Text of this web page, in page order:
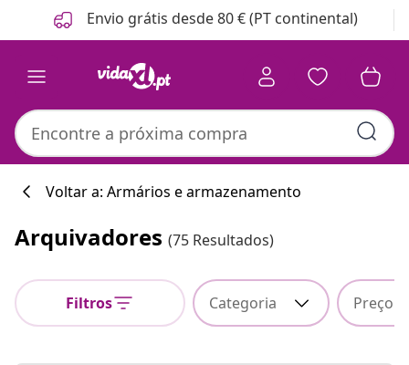
Anterior
Seguinte Envio grátis desde 80 € (PT continental)
Voltar a: Armários e armazenamento
Arquivadores (75 Resultados)
Filtros Categoria Preço